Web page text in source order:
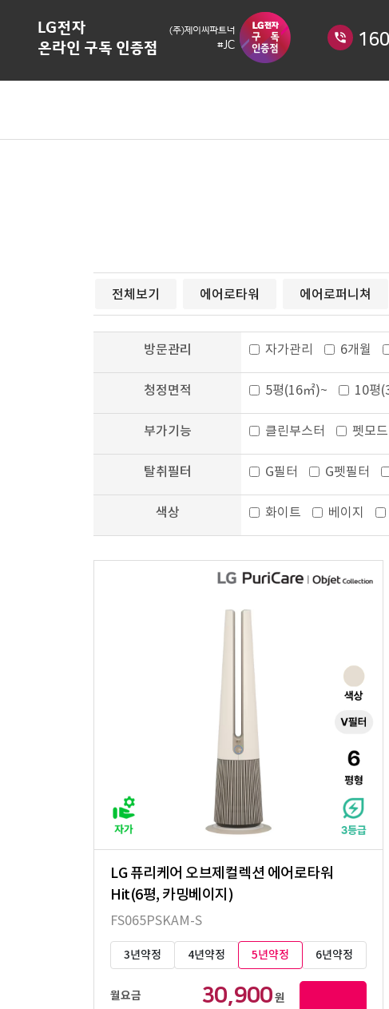
phone_in_talk
전체보기 에어로타워 에어로퍼니쳐
방문관리 자가관리 6개월
청정면적 5평(16㎡)~ 10평
부가기능 클린부스터 펫모드
탈취필터 G필터 G펫필터
색상 화이트 베이지
LG 퓨리케어 오브제컬렉션 에어로타워
Hit(6평, 카밍베이지)
FS065PSKAM-S
3년약정 4년약정 5년약정 6년약정
월요금 30,900원